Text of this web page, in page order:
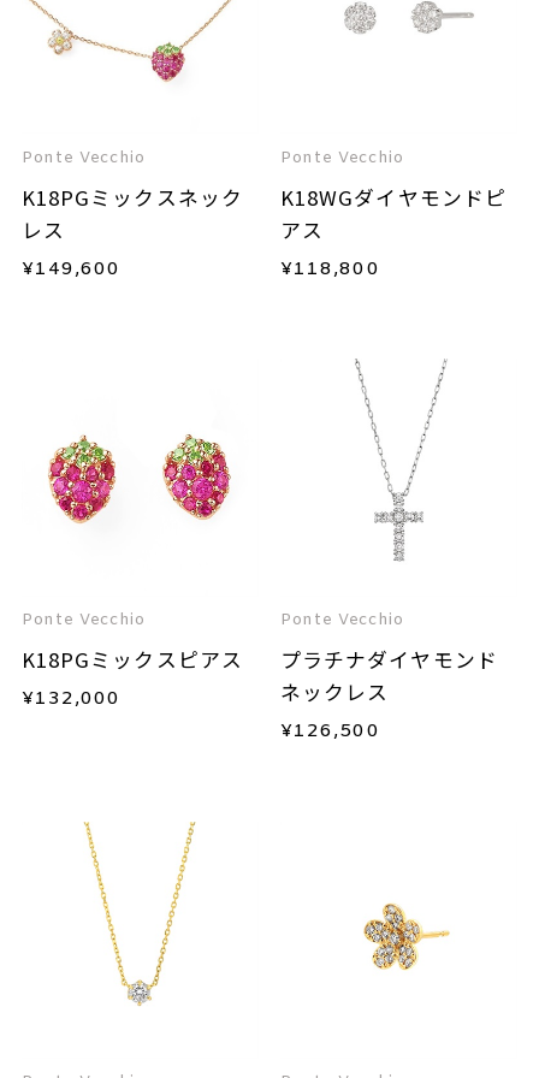
Ponte Vecchio
K18PGミックスネック
レス
¥149,600
Ponte Vecchio
K18WGダイヤモンドピ
アス
¥118,800
Ponte Vecchio
K18PGミックスピアス
¥132,000
Ponte Vecchio
プラチナダイヤモンド
ネックレス
¥126,500